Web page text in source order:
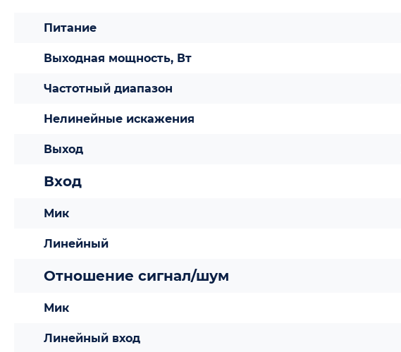
Питание
Выходная мощность, Вт
Частотный диапазон
Нелинейные искажения
Выход
Вход
Мик
Линейный
Отношение сигнал/шум
Мик
Линейный вход